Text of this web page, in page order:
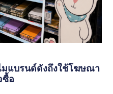
มแบรนด์ดังถึงใช้โฆษณา
ซื้อ